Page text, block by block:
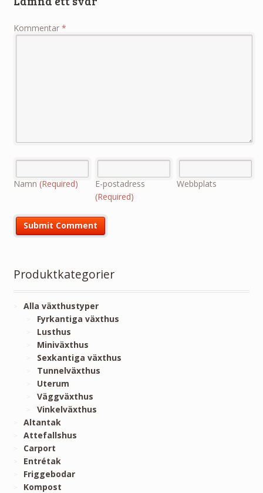
Kommentar *
Namn (Required)
E-postadress
(Required)
Webbplats
Produktkategorier
Alla växthustyper
Fyrkantiga växthus
Lusthus
Miniväxthus
Sexkantiga växthus
Tunnelväxthus
Uterum
Väggväxthus
Vinkelväxthus
Altantak
Attefallshus
Carport
Entrétak
Friggebodar
Kompost